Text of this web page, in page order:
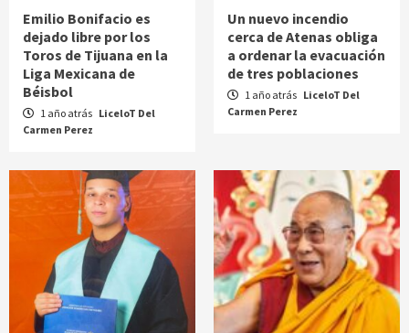
Emilio Bonifacio es
dejado libre por los
Toros de Tijuana en la
Liga Mexicana de
Béisbol
1 año atrás LiceloT Del
Carmen Perez
Un nuevo incendio
cerca de Atenas obliga
a ordenar la evacuación
de tres poblaciones
1 año atrás LiceloT Del
Carmen Perez